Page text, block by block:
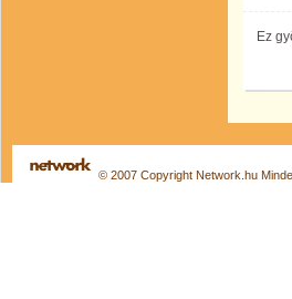
Ez
© 2007 Copyright Network.hu